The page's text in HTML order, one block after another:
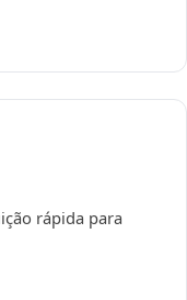
rápida para